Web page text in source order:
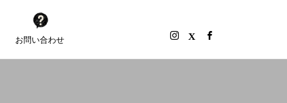
お問い合わせ